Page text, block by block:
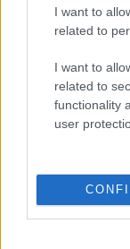
I want to
related to
I want to
related to
functionality
user
ΟΙΚΟΝΟΜΙΑ
Ποιοι